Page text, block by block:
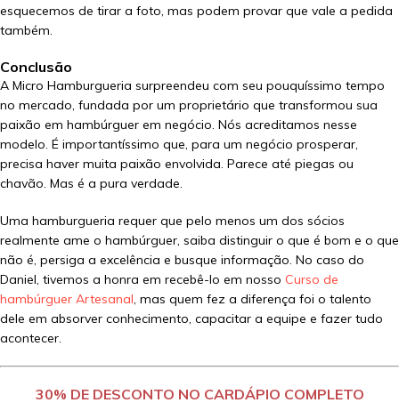
esquecemos de tirar a foto, mas podem provar que vale a pedida
também.
Conclusão
A Micro Hamburgueria surpreendeu com seu pouquíssimo tempo
no mercado, fundada por um proprietário que transformou sua
paixão em hambúrguer em negócio. Nós acreditamos nesse
modelo. É importantíssimo que, para um negócio prosperar,
precisa haver muita paixão envolvida. Parece até piegas ou
chavão. Mas é a pura verdade.
Uma hamburgueria requer que pelo menos um dos sócios
realmente ame o hambúrguer, saiba distinguir o que é bom e o que
não é, persiga a excelência e busque informação. No caso do
Daniel, tivemos a honra em recebê-lo em nosso Curso de
hambúrguer Artesanal, mas quem fez a diferença foi o talento
dele em absorver conhecimento, capacitar a equipe e fazer tudo
acontecer.
30% DE DESCONTO NO CARDÁPIO COMPLETO